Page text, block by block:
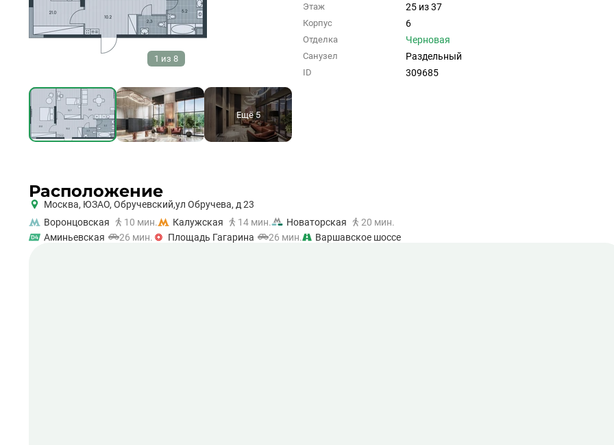
Ещё 5
1 из 8
Этаж 25 из 37
Корпус 6
Отделка Черновая
Санузел Раздельный
ID 309685
Расположение
Москва, ЮЗАО, Обручевский,ул Обручева, д 23
Воронцовская
10 мин. Калужская 14 мин. Новаторская
20 мин.
Аминьевская
26 мин. Площадь Гагарина 26 мин. Варшавское шоссе